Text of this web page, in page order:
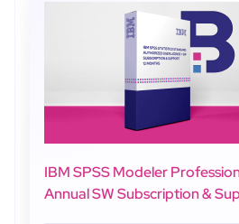
IBM SPSS Modeler
Annual SW Subscription &